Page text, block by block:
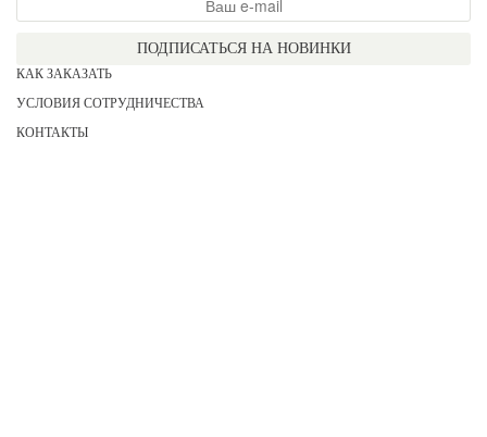
ПОДПИСАТЬСЯ НА НОВИНКИ
КАК ЗАКАЗАТЬ
УСЛОВИЯ СОТРУДНИЧЕСТВА
КОНТАКТЫ